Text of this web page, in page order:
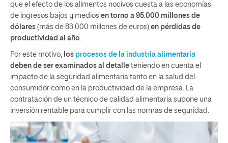
que el efecto de los alimentos nocivos cuesta a las economías
de ingresos bajos y medios en torno a 95.000 millones de
dólares (más de 83.000 millones de euros) en pérdidas de
productividad al año
Por este motivo, los procesos de la industria alimentaria
deben de ser examinados al detalle teniendo en cuenta el
impacto de la seguridad alimentaria tanto en la salud del
consumidor como en la productividad de la empresa. La
contratación de un técnico de calidad alimentaria supone una
inversión rentable para cumplir con las normas de seguridad.